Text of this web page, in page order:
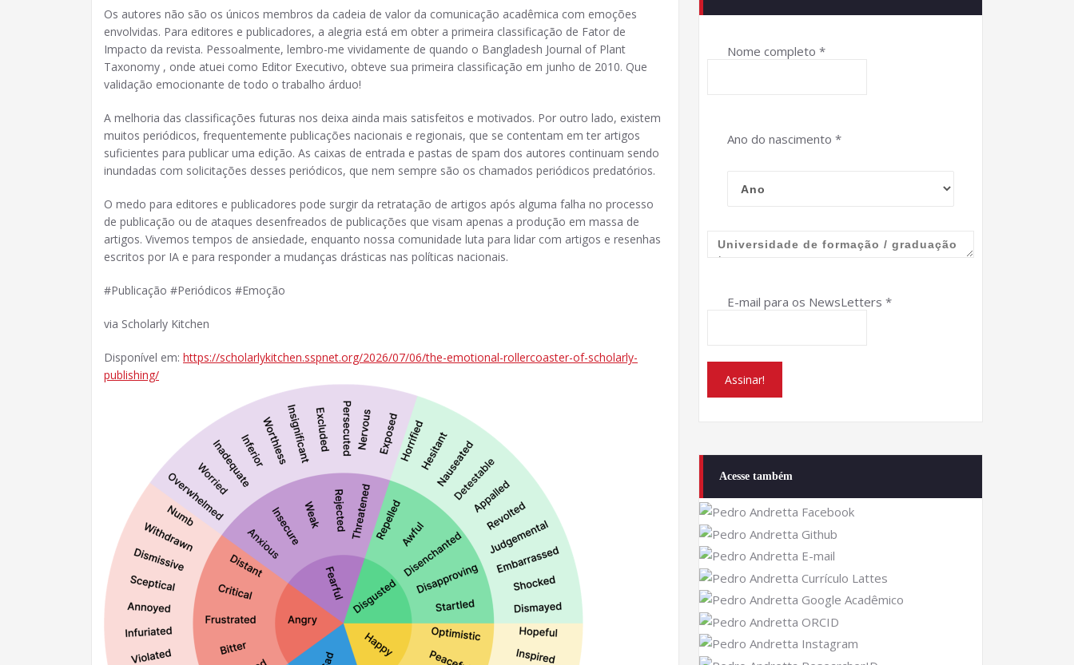
Os autores não são os únicos membros da cadeia de valor da comunicação acadêmica com emoções
envolvidas. Para editores e publicadores, a alegria está em obter a primeira classificação de Fator de
Impacto da revista. Pessoalmente, lembro-me vividamente de quando o Bangladesh Journal of Plant
Taxonomy , onde atuei como Editor Executivo, obteve sua primeira classificação em junho de 2010. Que
validação emocionante de todo o trabalho árduo!
A melhoria das classificações futuras nos deixa ainda mais satisfeitos e motivados. Por outro lado, existem
muitos periódicos, frequentemente publicações nacionais e regionais, que se contentam em ter artigos
suficientes para publicar uma edição. As caixas de entrada e pastas de spam dos autores continuam sendo
inundadas com solicitações desses periódicos, que nem sempre são os chamados periódicos predatórios.
O medo para editores e publicadores pode surgir da retratação de artigos após alguma falha no processo
de publicação ou de ataques desenfreados de publicações que visam apenas a produção em massa de
artigos. Vivemos tempos de ansiedade, enquanto nossa comunidade luta para lidar com artigos e resenhas
escritos por IA e para responder a mudanças drásticas nas políticas nacionais.
#Publicação #Periódicos #Emoção
via Scholarly Kitchen
Disponível em: https://scholarlykitchen.sspnet.org/2026/07/06/the-emotional-rollercoaster-of-scholarly-
publishing/
Nome completo *
Ano do nascimento *
E-mail para os NewsLetters *
Acesse também